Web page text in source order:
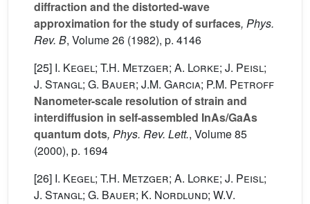
diffraction and the distorted-wave
approximation for the study of surfaces, Phys.
Rev. B, Volume 26 (1982), p. 4146
[25] I. Kegel; T.H. Metzger; A. Lorke; J. Peisl;
J. Stangl; G. Bauer; J.M. Garcia; P.M. Petroff
Nanometer-scale resolution of strain and
interdiffusion in self-assembled InAs/GaAs
quantum dots, Phys. Rev. Lett., Volume 85
(2000), p. 1694
[26] I. Kegel; T.H. Metzger; A. Lorke; J. Peisl;
J. Stangl; G. Bauer; K. Nordlund; W.V.